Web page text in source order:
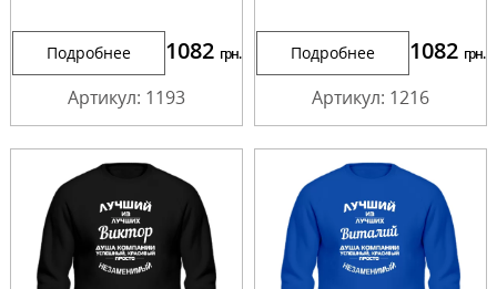
Подробнее 1082 грн.
Артикул: 1193
Подробнее 1082 грн.
Артикул: 1216